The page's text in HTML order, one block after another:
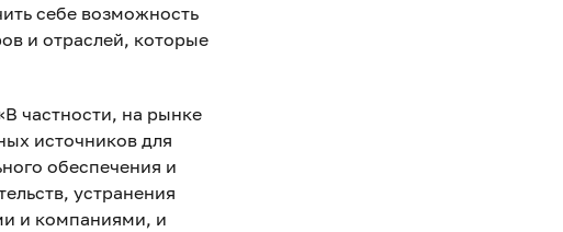
себе возможность
и отраслей, которые
частности, на рынке
источников для
обеспечения и
устранения
и компаниями, и